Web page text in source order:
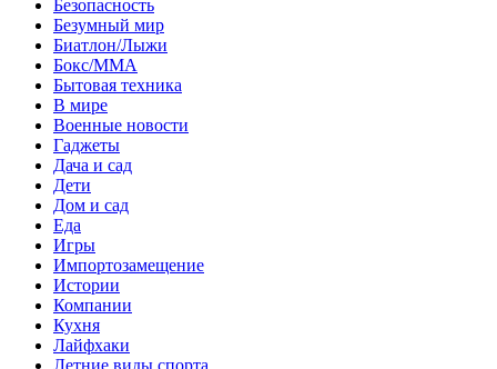
Безопасность
Безумный мир
Биатлон/Лыжи
Бокс/MMA
Бытовая техника
В мире
Военные новости
Гаджеты
Дача и сад
Дети
Дом и сад
Еда
Игры
Импортозамещение
Истории
Компании
Кухня
Лайфхаки
Летние виды спорта